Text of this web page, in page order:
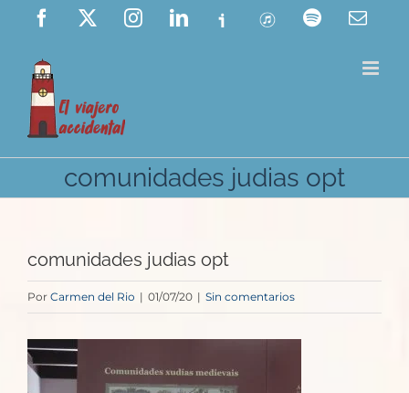
Saltar
contenido
Facebook InstagramLinkedIn
Ivoox ITunes Spotify
comunidades judias opt
comunidades judias opt
Por Carmen del Rio | 01/07/20 | Sin comentarios